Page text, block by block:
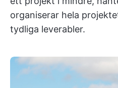
organiserar hela
tydliga leverabler.